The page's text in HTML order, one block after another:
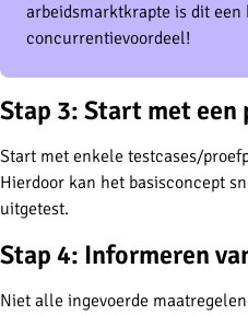
arbeidsmarktkrapte is dit
concurrentievoordeel!
Stap 3: Start met
Start met enkele testcases/
Hierdoor kan het basisconcept
uitgetest.
Stap 4: Informeren
Niet alle ingevoerde